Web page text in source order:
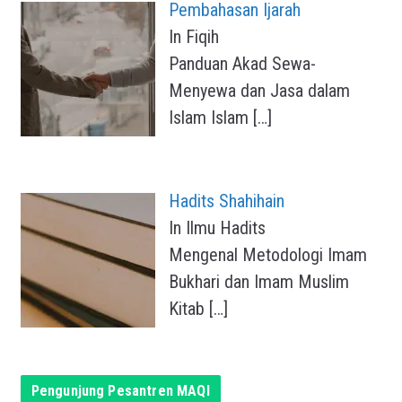
Pembahasan Ijarah
In Fiqih
Panduan Akad Sewa-
Menyewa dan Jasa dalam
Islam Islam […]
Hadits Shahihain
In Ilmu Hadits
Mengenal Metodologi Imam
Bukhari dan Imam Muslim
Kitab […]
Pengunjung Pesantren MAQI